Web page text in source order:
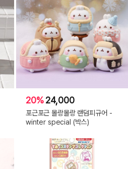
20%24,000
포근포근 몰랑몰랑 랜덤피규어 -
winter special (박스)